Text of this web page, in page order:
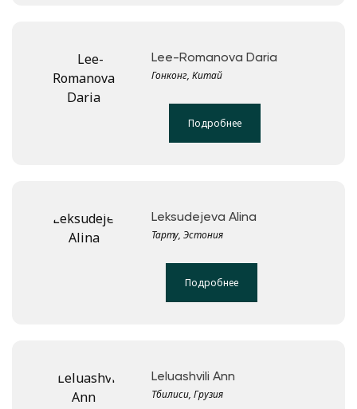
Lee-Romanova Daria
Гонконг, Китай
Подробнее
Leksudejeva Alina
Тарту, Эстония
Подробнее
Leluashvili Ann
Тбилиси, Грузия